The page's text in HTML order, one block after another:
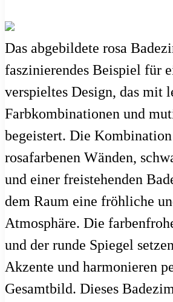
Das abgebildete rosa
faszinierendes Beispiel für
verspieltes Design, das mit
Farbkombinationen und
begeistert. Die Kombination
rosafarbenen Wänden,
und einer freistehenden
dem Raum eine fröhliche
Atmosphäre. Die
und der runde Spiegel
Akzente und harmonieren
Gesamtbild. Dieses